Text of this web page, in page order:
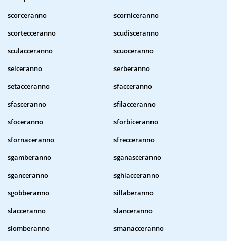
scorceranno
scorniceranno
scortecceranno
scudisceranno
sculacceranno
scuoceranno
selceranno
serberanno
setacceranno
sfacceranno
sfasceranno
sfilacceranno
sfoceranno
sforbiceranno
sfornaceranno
sfrecceranno
sgamberanno
sganasceranno
sganceranno
sghiacceranno
sgobberanno
sillaberanno
slacceranno
slanceranno
slomberanno
smanacceranno